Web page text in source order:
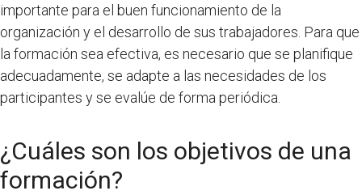
importante para el buen funcionamiento de la
organización y el desarrollo de sus trabajadores. Para que
la formación sea efectiva, es necesario que se planifique
adecuadamente, se adapte a las necesidades de los
participantes y se evalúe de forma periódica.
¿Cuáles son los objetivos de una
formación?